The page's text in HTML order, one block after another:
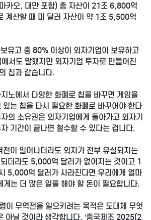
카오, 대만 포함) 총 자산이 21조 6,800억
계산할 때 미 달러 자산이 약 1조 5,500억
유고 중 80% 이상이 외자기업이 보유하고
서도 말했지만 외자기업 투자로 만들어진
칩과 같습니다.
노에서 다양한 화폐로 칩을 바꾸면 게임을
있는 칩을 다시 필요한 화폐로 바꾸어야 한다
의 소유권은 외자기업에게 돌아가고 외자기
기간이 끝나면 철수할 수 있다는 겁니다.
전이 일어나더라도 외자가 전부 유실되지는
더라도 5,000억 달러가 없어지는 것이고 1
5,000억 달러가 사라진다면 우리에게 얼마
게는 더 많은 일을 해야 할 돈이 필요합니다.
이 무역전을 일으키려는 목적은 도대체 무엇
아닐 것이라 생각합니다. ‘중국제조 2025(2